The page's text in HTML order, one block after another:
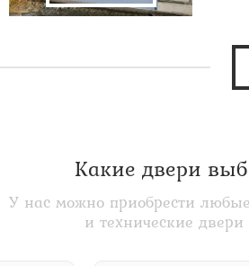
Какие двери
У нас можно приобрести
и технические двери